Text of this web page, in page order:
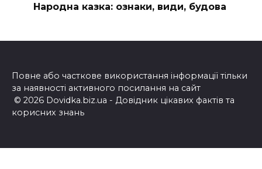
Народна казка: ознаки, види, будова
Повне або часткове використання інформації тільки
за наявності активного посилання на сайт
© 2026 Dovidka.biz.ua - Довідник цікавих фактів та
корисних знань